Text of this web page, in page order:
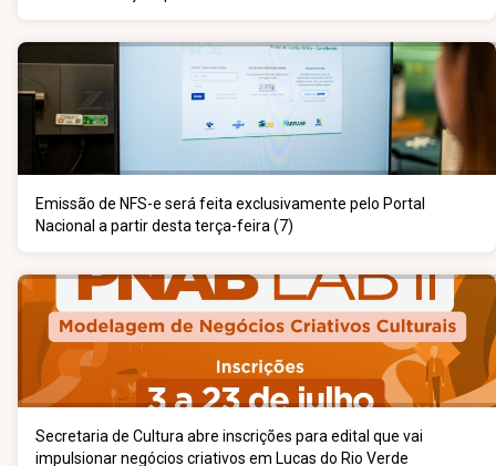
Emissão de NFS-e será feita exclusivamente pelo Portal
Nacional a partir desta terça-feira (7)
Secretaria de Cultura abre inscrições para edital que vai
impulsionar negócios criativos em Lucas do Rio Verde